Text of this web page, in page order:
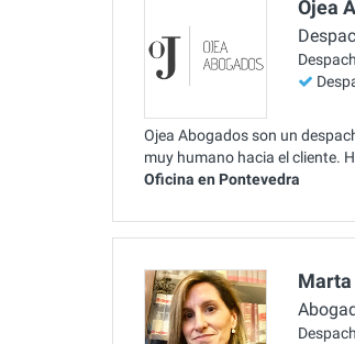
Ojea
Ojea Abogados son un
muy humano hacia el cliente.
Oficina en Pontevedra